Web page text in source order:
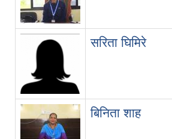
सरिता घिमिरे
बिनिता शाह